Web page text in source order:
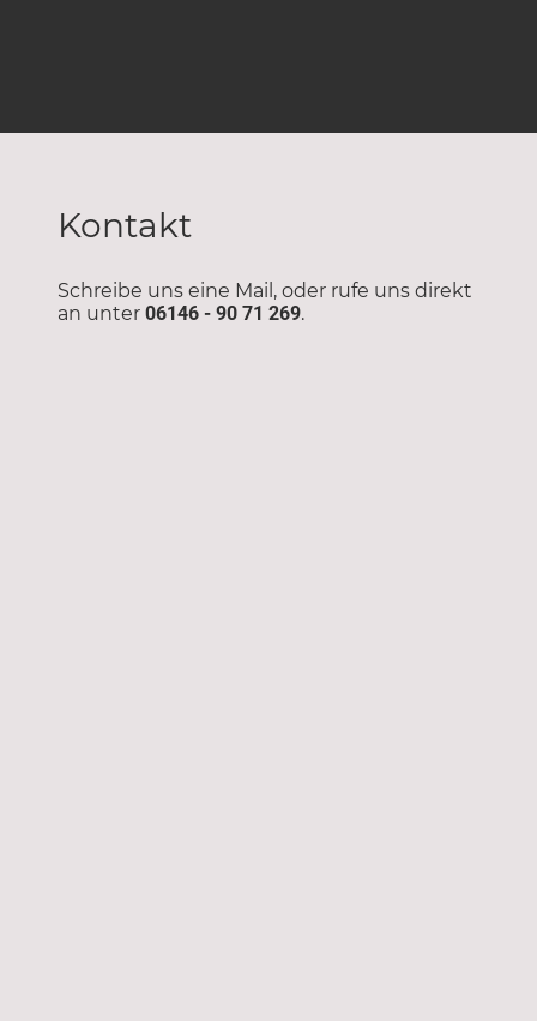
Kontakt
Schreibe uns eine Mail, oder rufe uns direkt
an unter 06146 - 90 71 269.